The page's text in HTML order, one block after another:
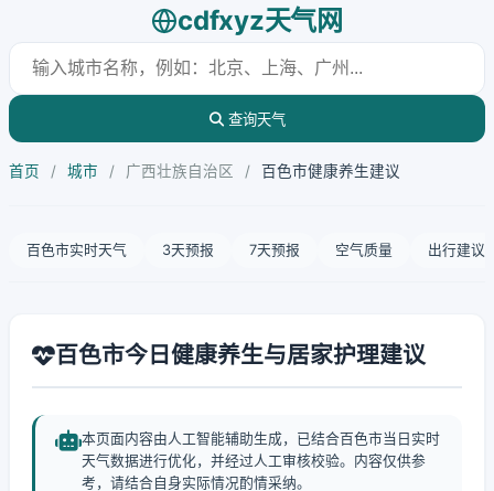
cdfxyz天气网
查询天气
首页 / 城市 / 广西壮族自治区 / 百色市健康养生建议
百色市实时天气 3天预报 7天预报 空气质量 出行建议
百色市今日健康养生与居家护理建议
本页面内容由人工智能辅助生成，已结合百色市当日实时
天气数据进行优化，并经过人工审核校验。内容仅供参
考，请结合自身实际情况酌情采纳。